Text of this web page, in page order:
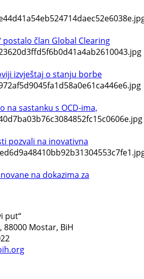
postalo član Global Clearing
izvještaj o stanju borbe
na sastanku s OCD-ima,
pozvali na inovativna
na dokazima za
put“
, 88000 Mostar, BiH